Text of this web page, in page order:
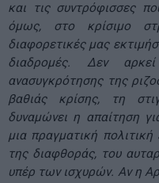
και τις συντρόφισσες
όμως, στο κρίσιμο
διαφορετικές μας
διαδρομές. Δεν
ανασυγκρότησης της
βαθιάς κρίσης, τη
δυναμώνει η απαίτηση
μια πραγματική
της διαφθοράς, του
υπέρ των ισχυρών. Αν η